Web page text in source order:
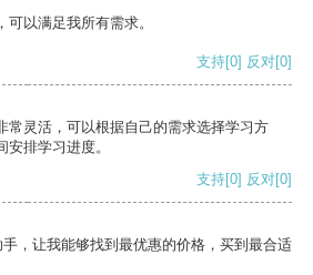
以满足我所有需求。
支持[0] 反对[0]
常灵活，可以根据自己的需求选择学习方
排学习进度。
支持[0] 反对[0]
，让我能够找到最优惠的价格，买到最合适